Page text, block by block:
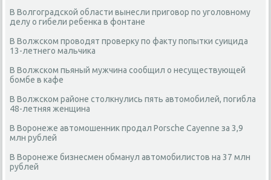
В Волгоградской области вынесли приговор по уголовному
делу о гибели ребенка в фонтане
В Волжском проводят проверку по факту попытки суицида
13-летнего мальчика
В Волжском пьяный мужчина сообщил о несуществующей
бомбе в кафе
В Волжском районе столкнулись пять автомобилей, погибла
48-летняя женщина
В Воронеже автомошенник продал Porsche Cayenne за 3,9
млн рублей
В Воронеже бизнесмен обманул автомобилистов на 37 млн
рублей